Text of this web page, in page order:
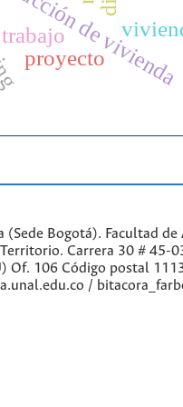
proyecto
trabajo
(Sede Bogotá). Facultad
Carrera 30 # 45-
Of. 106 Código postal
/